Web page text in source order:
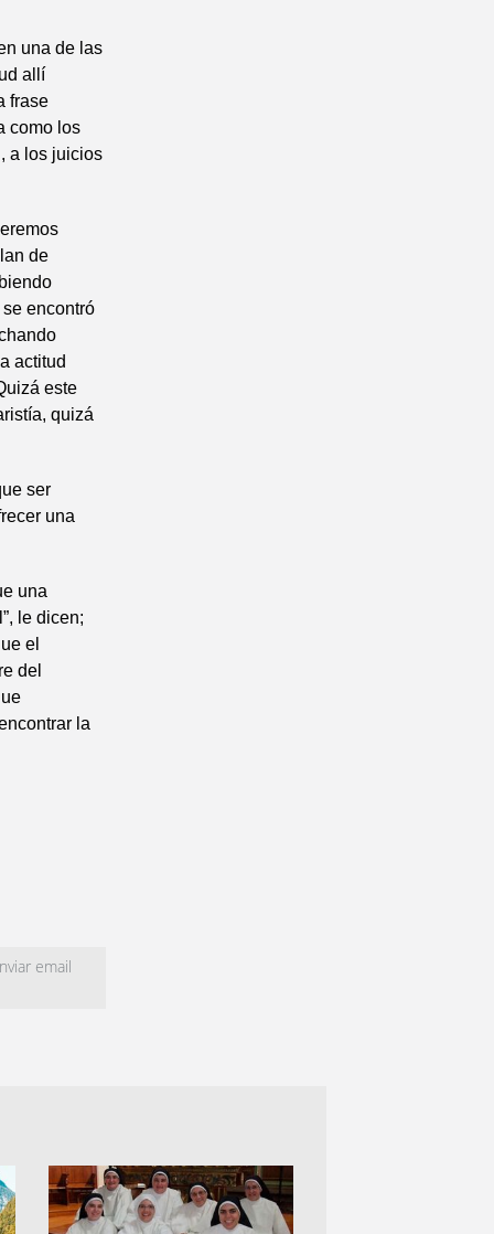
una de las
allí
frase
como los
a los juicios
de
encontró
actitud
este
quizá
ser
una
una
le dicen;
el
del
la
email